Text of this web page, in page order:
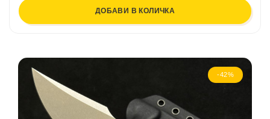
ДОБАВИ В КОЛИЧКА
-42%